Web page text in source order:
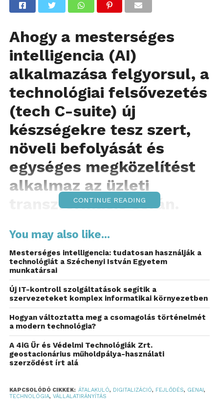
Ahogy a mesterséges
intelligencia (AI)
alkalmazása felgyorsul, a
technológiai felsővezetés
(tech C-suite) új
készségekre tesz szert,
növeli befolyását és
egységes megközelítést
alkalmaz az üzleti
transzformáció során.
Survey”, rávilágít, hogy a technológiai vezetők
szerepe átalakul, miközben a generatív AI
(GenAI) és a funkciók közötti szoros
együttműködés kulcsfontosságúvá válik a
sikeres üzleti átalakulásokhoz.
A technológiai felsővezetés
folyamatosan fejlődik és a
prioritások átalakulnak
A vállalatok gyors tempóban haladnak a
technológiavezérelt üzleti modellek felé, ami a
eredményezi. A felmérés szerint a megkérdezett
CONTINUE READING
You may also like...
Mesterséges intelligencia: tudatosan használják a
technológiát a Széchenyi István Egyetem
munkatársai
Új IT-kontroll szolgáltatások segítik a
szervezeteket komplex informatikai környezetben
Hogyan változtatta meg a csomagolás történelmét
a modern technológia?
A 4iG Űr és Védelmi Technológiák Zrt.
geostacionárius műholdpálya-használati
szerződést írt alá
KAPCSOLÓDÓ CIKKEK: ÁTALAKULÓ, DIGITALIZÁCIÓ, FEJLŐDÉS, GENAI,
TECHNOLÓGIA, VÁLLALATIRÁNYÍTÁS